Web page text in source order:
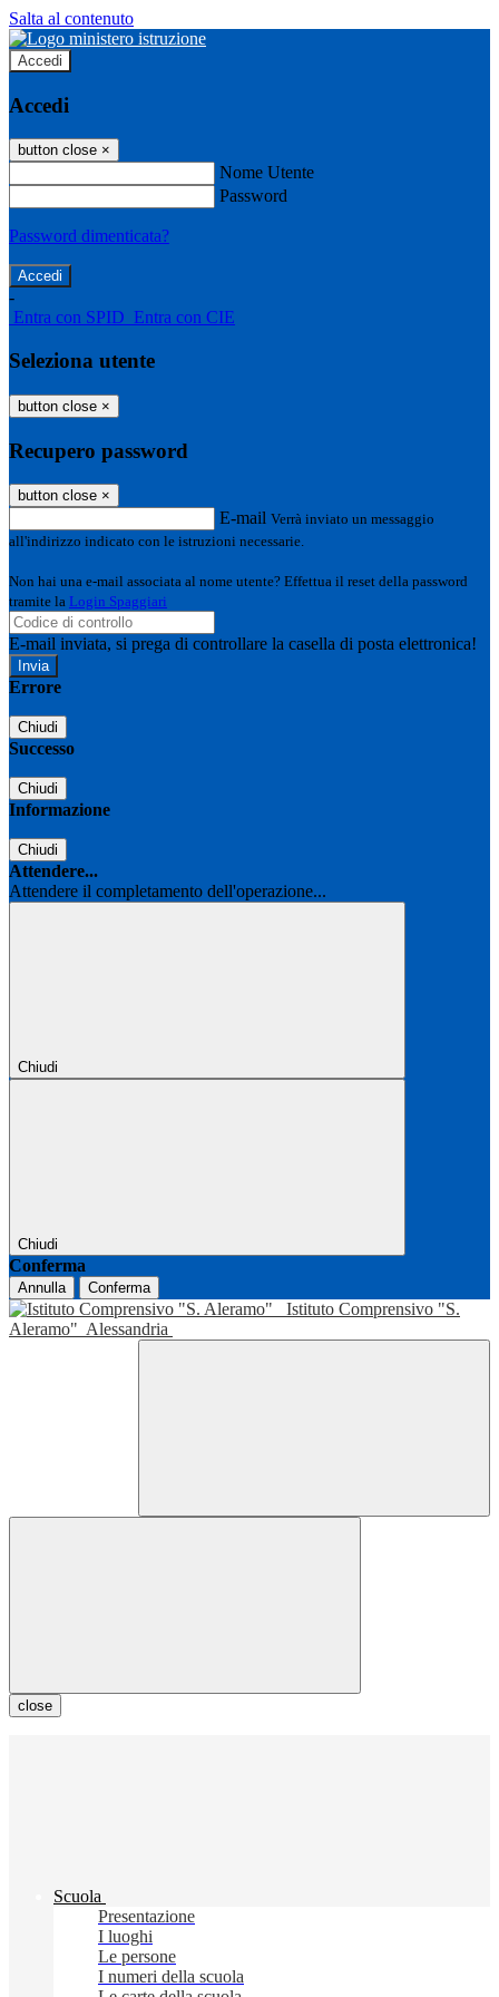
Salta al contenuto
Accedi
Accedi
button close ×
Nome Utente
Password
Password dimenticata?
-
Entra con SPID Entra con CIE
Seleziona utente
button close ×
Recupero password
button close ×
E-mail Verrà inviato un messaggio
all'indirizzo indicato con le istruzioni necessarie.
Non hai una e-mail associata al nome utente? Effettua il reset della password
tramite la Login Spaggiari
E-mail inviata, si prega di controllare la casella di posta elettronica!
Errore
Chiudi
Successo
Chiudi
Informazione
Chiudi
Attendere...
Attendere il completamento dell'operazione...
Chiudi
Chiudi
Conferma
Annulla Conferma
Istituto Comprensivo "S.
Aleramo" Alessandria
close
Scuola
Presentazione
I luoghi
Le persone
I numeri della scuola